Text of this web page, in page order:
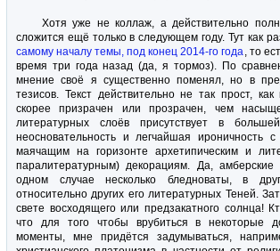
Хотя уже не коллаж, а действительно
сложится ещё только в следующем году. Тут как
самому началу темы, под конец 2014-го года, то
время три года назад (да, я тормоз). По
мнение своё я существенно поменял, но в
тезисов. Текст действительно не так прост,
скорее призрачен или прозрачен, чем
литературных слоёв присутствует в
неосновательность и легчайшая ироничность
маячащим на горизонте архетипическим и
паралитературным) декорациям. Да,
одном случае несколько бледноваты, в
относительно других его литературных Теней.
свете восходящего или предзакатного солнца!
что для того чтобы врубиться в некоторые
моменты, мне придётся задумываться,